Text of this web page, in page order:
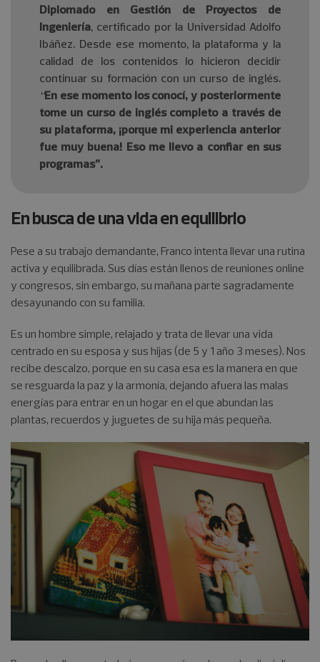
Diplomado en
Gestión de Proyectos de
Ingeniería, certificado por la Universidad Adolfo
Ibáñez. Desde ese momento, la plataforma y la
calidad de los contenidos lo hicieron decidir
continuar su formación con un curso de inglés.
“En ese momento los conocí, y posteriormente
tome un curso de inglés completo a través de
su plataforma, ¡porque mi experiencia anterior
fue muy buena! Eso me llevo a confiar en sus
programas”.
En busca de una vida en equilibrio
Pese a su trabajo demandante, Franco intenta llevar una rutina
activa y equilibrada. Sus días están llenos de reuniones online
y congresos, sin embargo, su mañana parte sagradamente
desayunando con su familia.
Es un hombre simple, relajado y trata de llevar una vida
centrado en su esposa y sus hijas (de 5 y 1 año 3 meses). Nos
recibe descalzo, porque en su casa esa es la manera en que
se resguarda la paz y la armonía, dejando afuera las malas
energías para entrar en un hogar en el que abundan las
plantas, recuerdos y juguetes de su hija más pequeña.